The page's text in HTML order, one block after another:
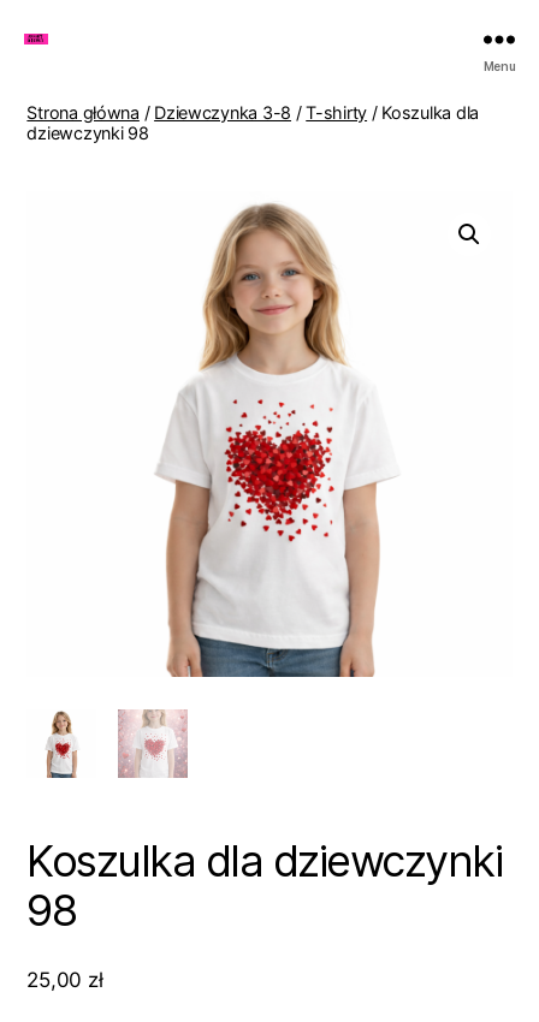
Lenki
Menu
Strona główna / Dziewczynka 3-8 /T-shirty / Koszulka dla
dziewczynki 98
Koszulka dla dziewczynki
98
25,00 zł